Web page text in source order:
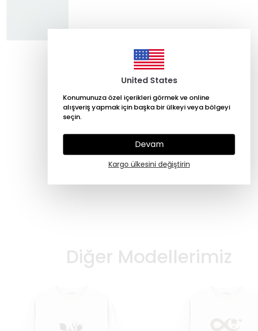
United States
Konumunuza özel içerikleri görmek ve online
alışveriş yapmak için başka bir ülkeyi veya bölgeyi
seçin.
Devam
Kargo ülkesini değiştirin
Diğer Modellerimiz